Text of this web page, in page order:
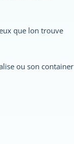
que lon trouve
ou son container